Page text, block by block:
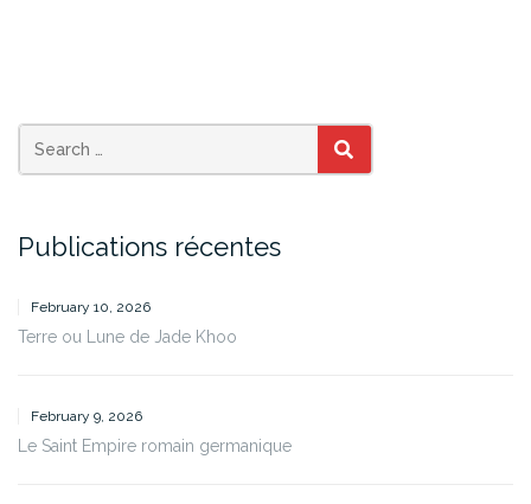
SEARCH
Publications récentes
February 10, 2026
Terre ou Lune de Jade Khoo
February 9, 2026
Le Saint Empire romain germanique